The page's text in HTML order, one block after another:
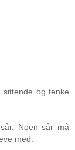
og tenke
Noen sår må
med.